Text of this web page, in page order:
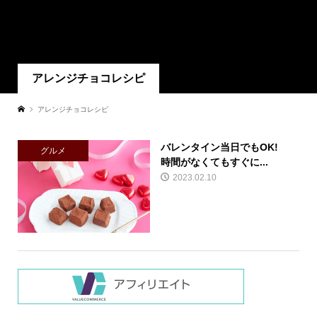
アレンジチョコレシピ
アレンジチョコレシピ
グルメ
バレンタイン当日でもOK!
時間がなくてもすぐに...
2023.02.10